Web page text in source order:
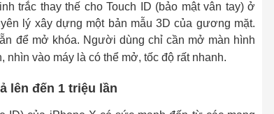
trắc thay thế cho Touch ID (bảo mật vân tay) ở
lý xây dựng một bản mẫu 3D của gương mặt.
để mở khóa. Người dùng chỉ cần mở màn hình
nhìn vào máy là có thể mở, tốc độ rất nhanh.
lên đến 1 triệu lần